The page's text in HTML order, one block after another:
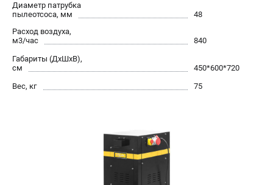
ПОЛЕЗНЫЕ МАТЕРИАЛЫ
Как выбрать заточной станок?
Основные виды сверлильных станков и их назначение
Арматурогибы ручные и электрические
Токарные станки и их особенности
+7 (812) 564-50-74
Информация размещённая на сайте не является публичной
офертой.
Диаметр патрубка
пылеотсоса, мм
48
Расход воздуха,
м3/час
840
Габариты (ДхШхВ),
см
450*600*720
Вес, кг
75